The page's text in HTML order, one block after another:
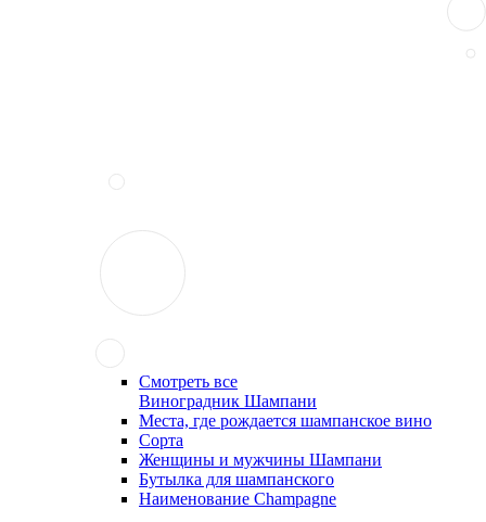
Смотреть все
Виноградник Шампани
Места, где рождается шампанское вино
Сорта
Женщины и мужчины Шампани
Бутылка для шампанского
Наименование Champagne